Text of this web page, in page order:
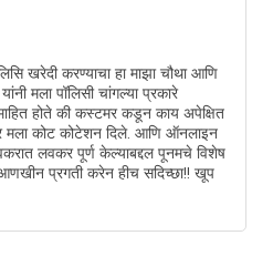
खरेदी करण्याचा हा माझा चौथा आणि
मला पॉलिसी चांगल्या प्रकारे
होते की कस्टमर कडून काय अपेक्षित
मला कोट कोटेशन दिले. आणि ऑनलाइन
लवकर पूर्ण केल्याबद्दल पूनमचे विशेष
प्रगती करेन हीच सदिच्छा!! खूप